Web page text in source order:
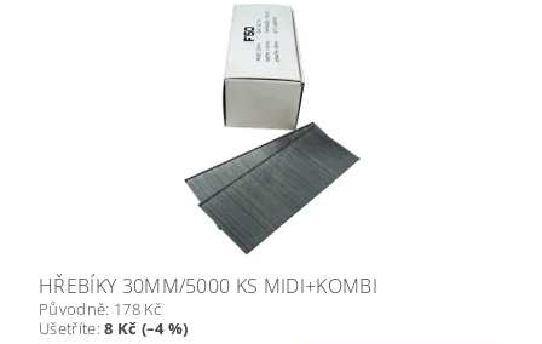
HŘEBÍKY 30MM/5000 KS MIDI+KOMBI
Původně: 178 Kč
Ušetříte:8 Kč (–4 %)